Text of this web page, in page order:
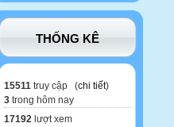
THỐNG KÊ
15511 truy cập (chi tiết)
3 trong hôm nay
17192 lượt xem